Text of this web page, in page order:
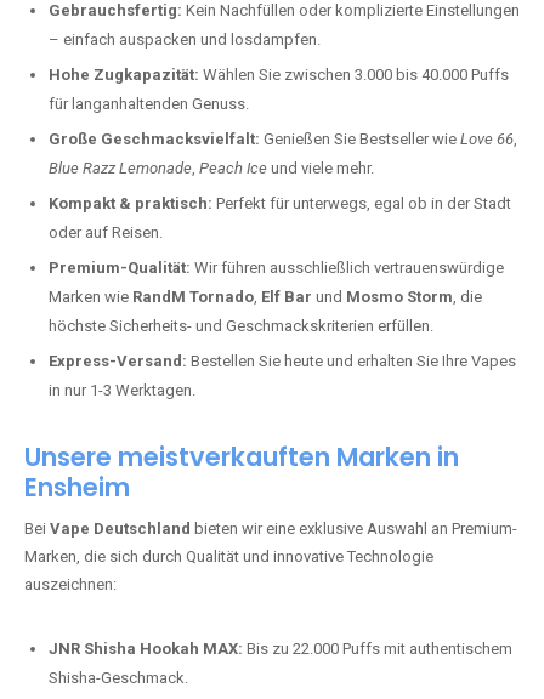
Gebrauchsfertig: Kein Nachfüllen oder komplizierte Einstellungen
– einfach auspacken und losdampfen.
Hohe Zugkapazität: Wählen Sie zwischen 3.000 bis 40.000 Puffs
für langanhaltenden Genuss.
Große Geschmacksvielfalt: Genießen Sie Bestseller wie Love 66,
Blue Razz Lemonade, Peach Ice und viele mehr.
Kompakt & praktisch: Perfekt für unterwegs, egal ob in der Stadt
oder auf Reisen.
Premium-Qualität: Wir führen ausschließlich vertrauenswürdige
Marken wie RandM Tornado, Elf Bar und Mosmo Storm, die
höchste Sicherheits- und Geschmackskriterien erfüllen.
Express-Versand: Bestellen Sie heute und erhalten Sie Ihre Vapes
in nur 1-3 Werktagen.
Unsere meistverkauften Marken in
Ensheim
Bei Vape Deutschland bieten wir eine exklusive Auswahl an Premium-
Marken, die sich durch Qualität und innovative Technologie
auszeichnen:
JNR Shisha Hookah MAX: Bis zu 22.000 Puffs mit authentischem
Shisha-Geschmack.